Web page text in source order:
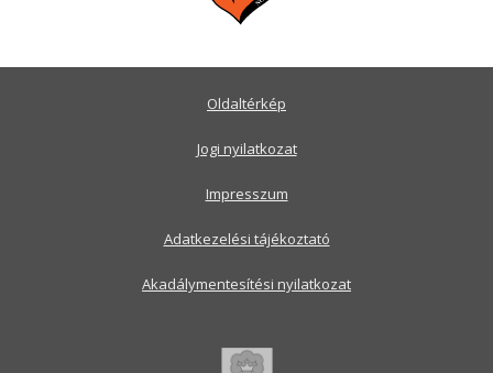
Oldaltérkép
Jogi nyilatkozat
Impresszum
Adatkezelési tájékoztató
Akadálymentesítési nyilatkozat